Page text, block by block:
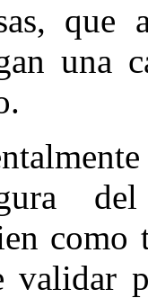
una
como
validar